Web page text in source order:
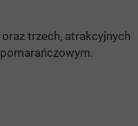
trzech, atrakcyjnych